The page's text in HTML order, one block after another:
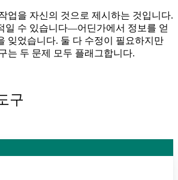
업을 자신의 것으로 제시하는 것입니다.
일 수 있습니다—어딘가에서 정보를 얻
잊었습니다. 둘 다 수정이 필요하지만
는 두 문제 모두 플래그합니다.
구